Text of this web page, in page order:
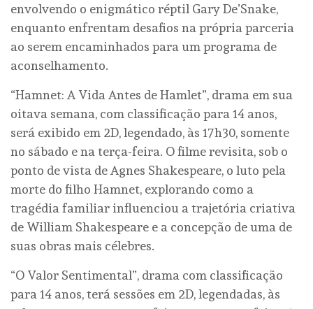
envolvendo o enigmático réptil Gary De’Snake,
enquanto enfrentam desafios na própria parceria
ao serem encaminhados para um programa de
aconselhamento.
“Hamnet: A Vida Antes de Hamlet”, drama em sua
oitava semana, com classificação para 14 anos,
será exibido em 2D, legendado, às 17h30, somente
no sábado e na terça-feira. O filme revisita, sob o
ponto de vista de Agnes Shakespeare, o luto pela
morte do filho Hamnet, explorando como a
tragédia familiar influenciou a trajetória criativa
de William Shakespeare e a concepção de uma de
suas obras mais célebres.
“O Valor Sentimental”, drama com classificação
para 14 anos, terá sessões em 2D, legendadas, às